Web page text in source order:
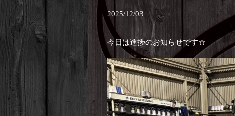
2025/12/03
今日は進捗のお知らせです☆